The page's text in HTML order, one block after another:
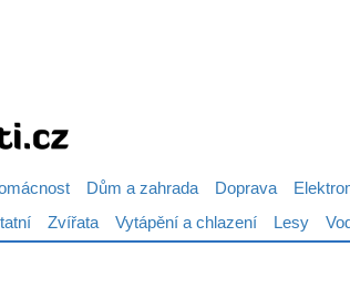
Dům a zahrada Doprava
Zvířata Vytápění a chlazení Lesy